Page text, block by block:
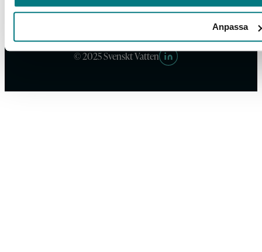
Anpassa
svensktvatten@svensktvatten.se
© 2025 Svenskt Vatten